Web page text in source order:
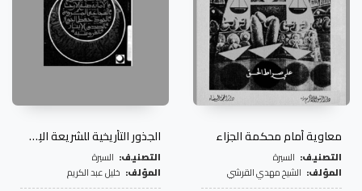
معاوية أمام محكمة الجزاء
التصنيف: السيرة
المؤلف: الشيخ مهدي القرشي
الجذور التأريخية للشريعة الإسلامية
التصنيف: السيرة
المؤلف: خليل عبد الكريم